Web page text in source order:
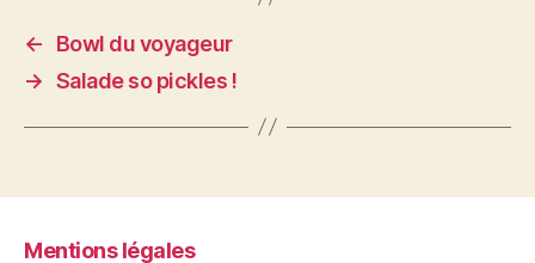
←
Bowl du voyageur
→ Salade so pickles !
Mentions légales